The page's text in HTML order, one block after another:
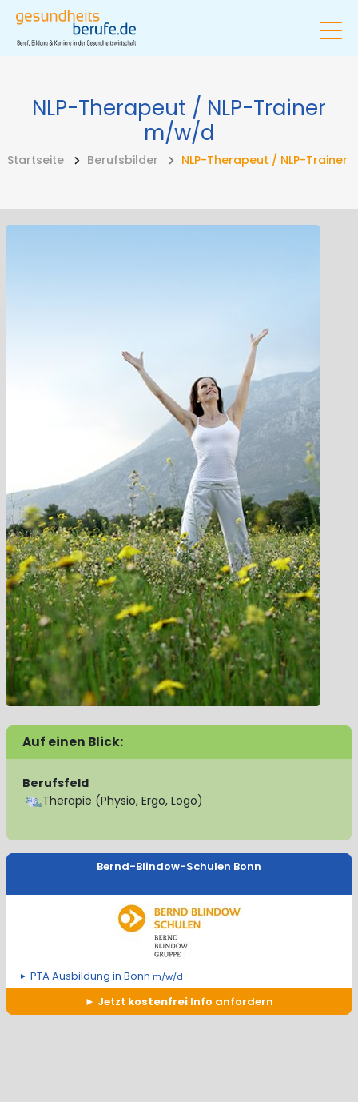
NLP-Therapeut / NLP-Trainer
m/w/d
Startseite Berufsbilder NLP-Therapeut / NLP-Trainer
Auf einen Blick:
Berufsfeld
Therapie (Physio, Ergo, Logo)
Bernd-Blindow-Schulen Bonn
PTA Ausbildung in Bonn m/w/d
Jetzt kostenfrei Info anfordern